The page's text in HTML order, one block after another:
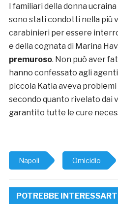
I familiari della donna
sono stati condotti nella più
carabinieri per essere
e della cognata di Marina
premuroso. Non può aver
hanno confessato agli
piccola Katia aveva problemi
secondo quanto rivelato dai
garantito tutte le cure
Napoli Omicidio
POTREBBE